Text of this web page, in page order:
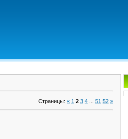
Страницы: « 1 2 3 4 51 52 »